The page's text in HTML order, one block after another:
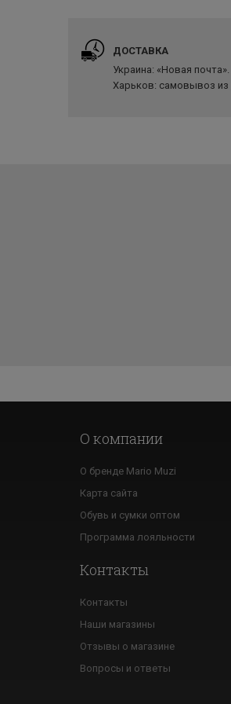
ДОСТАВКА
Украина: «Новая почта».
Харьков: самовывоз из
О компании
О бренде Mario Muzi
Карта сайта
Обувь и сумки оптом
Программа лояльности
Контакты
Контакты
Наши магазины
Отзывы о магазине
Вопросы и ответы